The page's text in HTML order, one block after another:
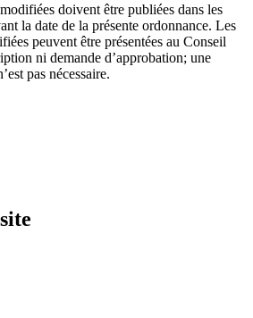
doivent être publiées dans les
la date de la présente ordonnance. Les
peuvent être présentées au Conseil
ni demande d’approbation; une
pas nécessaire.